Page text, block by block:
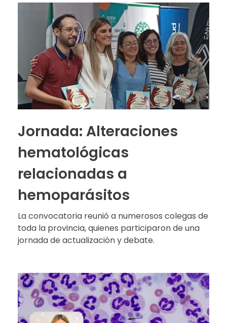
Jornada: Alteraciones
hematológicas
relacionadas a
hemoparásitos
La convocatoria reunió a numerosos colegas de
toda la provincia, quienes participaron de una
jornada de actualización y debate.